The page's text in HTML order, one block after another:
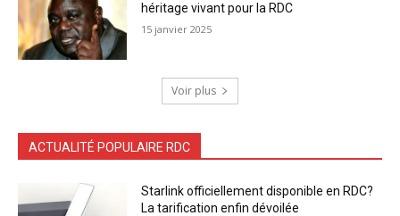
héritage vivant pour la RDC
15 janvier 2025
Voir plus
ACTUALITÉ POPULAIRE RDC
Starlink officiellement disponible en RDC?
La tarification enfin dévoilée